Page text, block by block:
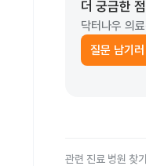
더 궁금한
닥터나우 의
질문 남기
관련 진료 병원 찾